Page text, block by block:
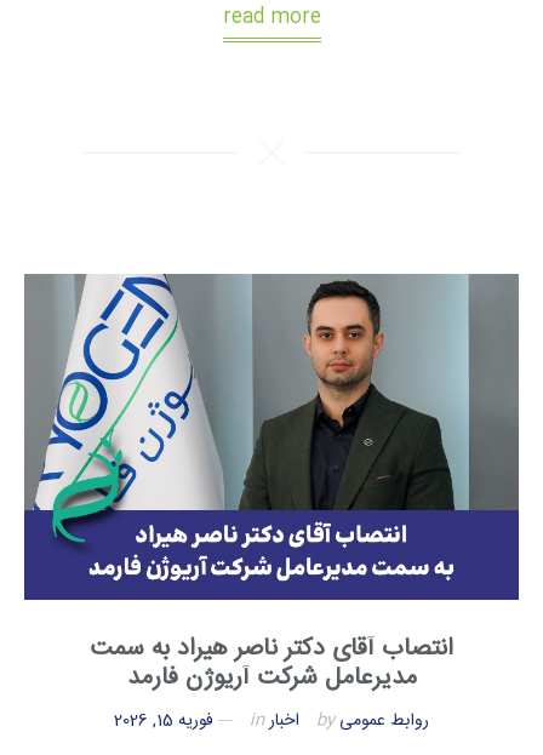
read more
انتصاب آقای دکتر ناصر هیراد به سمت
مدیرعامل شرکت آریوژن فارمد
روابط عمومیby اخبارin فوریه 15, 2026